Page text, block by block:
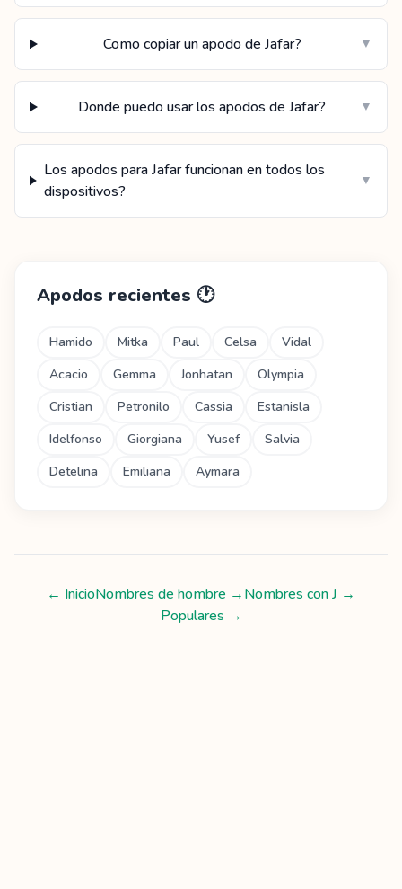
Como copiar un apodo de Jafar? ▼
Donde puedo usar los apodos de Jafar? ▼
Los apodos para Jafar funcionan en todos los
dispositivos?
▼
Apodos recientes 🕐
Hamido Mitka Paul Celsa
Vidal
Acacio
Gemma Jonhatan
Olympia
Cristian
Petronilo Cassia
Estanisla
Idelfonso
Giorgiana Yusef
Salvia
Detelina
Emiliana Aymara
← InicioNombres de hombre →Nombres conJ →
Populares →